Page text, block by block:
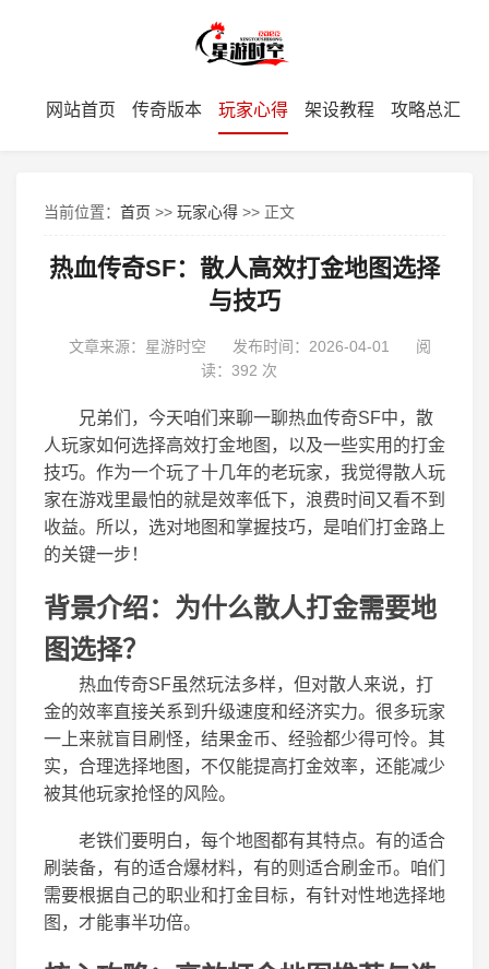
网站首页 传奇版本 玩家心得 架设教程 攻略总汇
当前位置： 首页 >> 玩家心得 >> 正文
热血传奇SF：散人高效打金地图选择
与技巧
文章来源：星游时空 发布时间：2026-04-01
阅
读： 392 次
兄弟们，今天咱们来聊一聊热血传奇SF中，散
人玩家如何选择高效打金地图，以及一些实用的打金
技巧。作为一个玩了十几年的老玩家，我觉得散人玩
家在游戏里最怕的就是效率低下，浪费时间又看不到
收益。所以，选对地图和掌握技巧，是咱们打金路上
的关键一步！
背景介绍：为什么散人打金需要地
图选择？
热血传奇SF虽然玩法多样，但对散人来说，打
金的效率直接关系到升级速度和经济实力。很多玩家
一上来就盲目刷怪，结果金币、经验都少得可怜。其
实，合理选择地图，不仅能提高打金效率，还能减少
被其他玩家抢怪的风险。
老铁们要明白，每个地图都有其特点。有的适合
刷装备，有的适合爆材料，有的则适合刷金币。咱们
需要根据自己的职业和打金目标，有针对性地选择地
图，才能事半功倍。